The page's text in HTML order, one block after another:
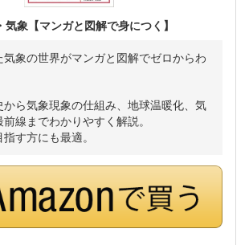
気象【マンガと図解で身につく】
象の世界がマンガと図解でゼロからわ
から気象現象の仕組み、地球温暖化、気
線までわかりやすく解説。
す方にも最適。